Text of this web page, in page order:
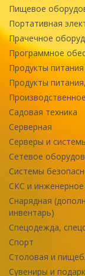
Пищевое
Портативная
Прачечное
Программное
Продукты питания
Продукты
Садовая техника
Серверная
Серверы и
Сетевое
Системы
СКС и
Снарядная
инвентарь)
Спецодежда,
Спорт
Столовая и
Сувениры и